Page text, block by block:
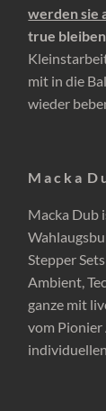
werden sie
true
mit in die
wieder
M a c k a D
Macka Dub
Stepper
Ambient,
ganze mit
vom Pionier